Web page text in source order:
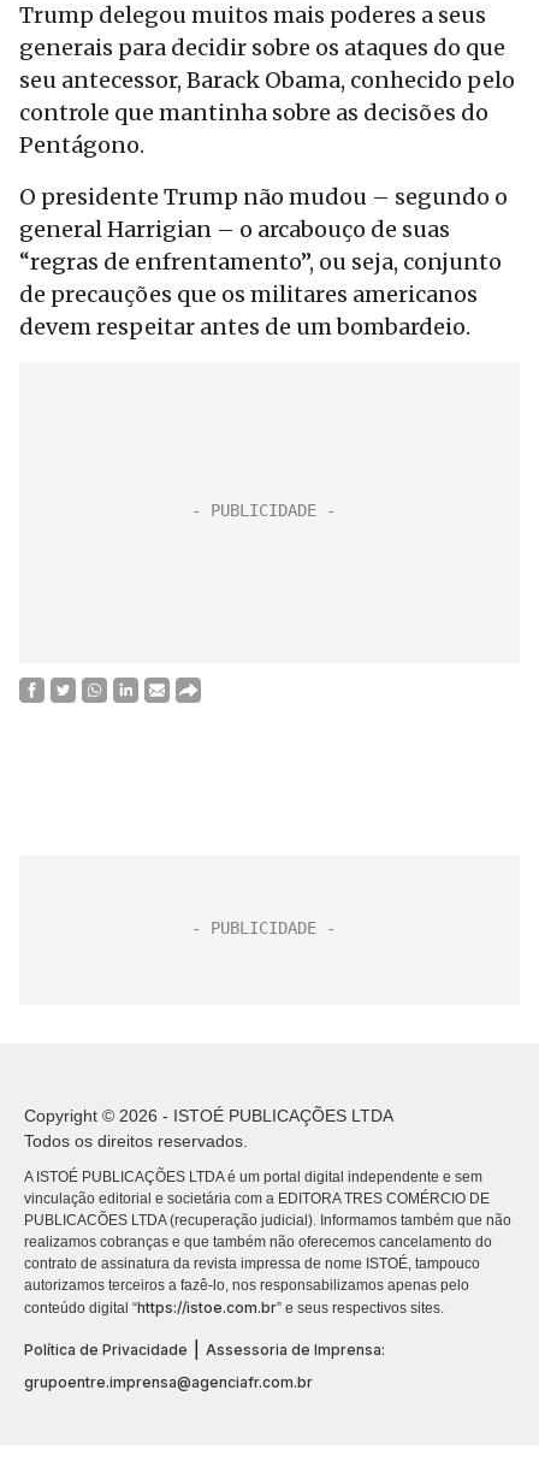
Trump delegou muitos mais poderes a seus
generais para decidir sobre os ataques do que
seu antecessor, Barack Obama, conhecido pelo
controle que mantinha sobre as decisões do
Pentágono.
O presidente Trump não mudou – segundo o
general Harrigian – o arcabouço de suas
“regras de enfrentamento”, ou seja, conjunto
de precauções que os militares americanos
devem respeitar antes de um bombardeio.
Copyright © 2026 - ISTOÉ PUBLICAÇÕES LTDA
Todos os direitos reservados.
A ISTOÉ PUBLICAÇÕES LTDA é um portal digital independente e sem
vinculação editorial e societária com a EDITORA TRES COMÉRCIO DE
PUBLICACÕES LTDA (recuperação judicial). Informamos também que não
realizamos cobranças e que também não oferecemos cancelamento do
contrato de assinatura da revista impressa de nome ISTOÉ, tampouco
autorizamos terceiros a fazê-lo, nos responsabilizamos apenas pelo
conteúdo digital “https://istoe.com.br” e seus respectivos sites.
Política de Privacidade
Assessoria de Imprensa:
grupoentre.imprensa@agenciafr.com.br